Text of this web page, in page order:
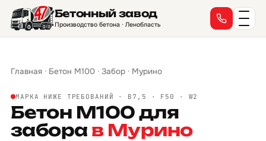
Бетонный завод
Производство бетона · Ленобласть
Главная · Бетон М100 · Забор · Мурино
МАРКА НИЖЕ ТРЕБОВАНИЙ · B7,5 · F50 · W2
Бетон М100 для
забора в Мурино